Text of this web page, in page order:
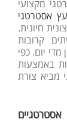
מקצועי
אסטרטגי
חיונית.
קרובות
יום. כפי
באמצעות
מביא צורת
אסטרטגיים